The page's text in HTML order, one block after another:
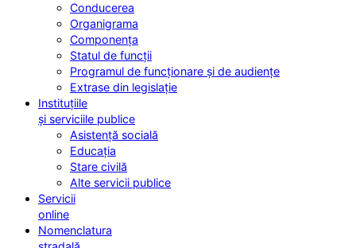
Conducerea
Organigrama
Componența
Statul de funcții
Programul de funcționare și de audiențe
Extrase din legislație
Instituțiile
și serviciile publice
Asistență socială
Educația
Stare civilă
Alte servicii publice
Servicii
online
Nomenclatura